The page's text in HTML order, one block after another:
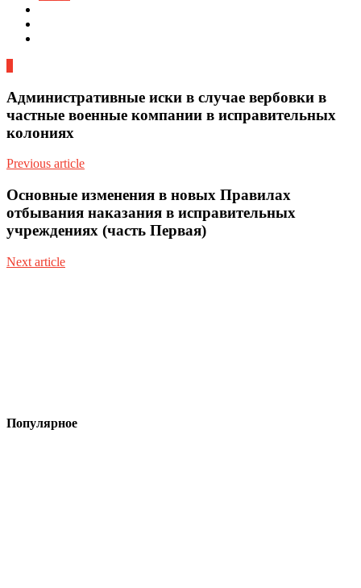
Административные иски в случае вербовки в
частные военные компании в исправительных
колониях
Previous article
Основные изменения в новых Правилах
отбывания наказания в исправительных
учреждениях (часть Первая)
Next article
Популярное